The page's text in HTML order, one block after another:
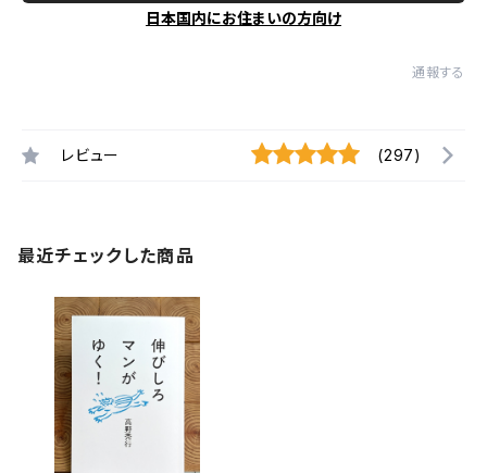
日本国内にお住まいの方向け
通報する
レビュー (297)
最近チェックした商品